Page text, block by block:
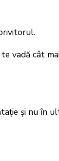
vadă cât
și nu în